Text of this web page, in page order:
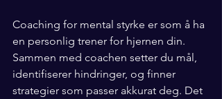
Coaching for mental styrke er som å ha
en personlig trener for hjernen din.
Sammen med coachen setter du mål,
identifiserer hindringer, og finner
strategier som passer akkurat deg. Det